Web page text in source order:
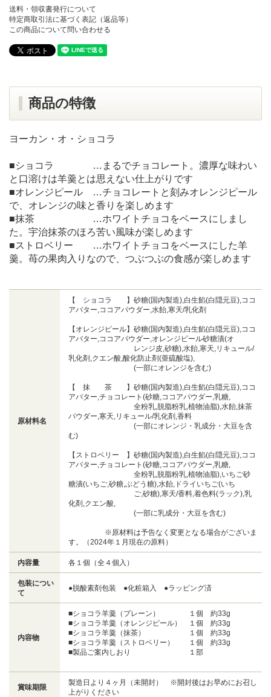
送料・領収書発行について
特定商取引法に基づく表記（返品等）
この商品について問い合わせる
商品の特徴
ヨーカン・オ・ショコラ
■ショコラ …まるでチョコレート。濃厚な味わい
と口溶けは羊羹とは思えない仕上がりです
■オレンジピール …チョコレートと刻みオレンジピール
で、オレンジの味と香りを楽しめます
■抹茶 …ホワイトチョコをベースにしまし
た。宇治抹茶のほろ苦い風味が楽しめます
■ストロベリー …ホワイトチョコをベースにした羊
羹。苺の果肉入りなので、つぶつぶの食感が楽しめます
原材料名
【 ショコラ 】砂糖(国内製造),白生餡(白隠元豆),ココ
アバター,ココアパウダー,水飴,寒天/乳化剤
【オレンジピール】砂糖(国内製造),白生餡(白隠元豆),ココ
アバター,ココアパウダー,オレンジピール砂糖漬(オ
レンジ皮,砂糖),水飴,寒天,リキュール/
乳化剤,クエン酸,酸化防止剤(亜硫酸塩),
(一部にオレンジを含む)
【 抹 茶 】砂糖(国内製造),白生餡(白隠元豆),ココ
アバター,チョコレート(砂糖,ココアパウダー,乳糖,
全粉乳,脱脂粉乳,植物油脂),水飴,抹茶
パウダー,寒天,リキュール/乳化剤,香料
(一部にオレンジ・乳成分・大豆を含
む)
【ストロベリー 】砂糖(国内製造),白生餡(白隠元豆),ココ
アバター,チョコレート(砂糖,ココアパウダー,乳糖,
全粉乳,脱脂粉乳,植物油脂),いちご砂
糖漬(いちご,砂糖,ぶどう糖),水飴,ドライいちご(いち
ご,砂糖),寒天/香料,着色料(ラック),乳
化剤,クエン酸,
(一部に乳成分・大豆を含む)
※原材料は予告なく変更となる場合がございま
す。（2024年１月現在の原料）
内容量 各１個（全４個入）
包装につい
て
●脱酸素剤包装 ●化粧箱入 ●ラッピング済
内容物
■ショコラ羊羹（プレーン） １個 約33g
■ショコラ羊羹（オレンジピール） １個 約33g
■ショコラ羊羹（抹茶） １個 約33g
■ショコラ羊羹（ストロベリー） １個 約33g
■製品ご案内しおり １部
賞味期限
製造日より４ヶ月（未開封） ※開封後はお早めにお召し
上がりください